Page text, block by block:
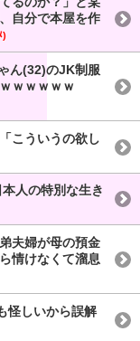
自分で本屋を作
)
ん(32)のJK制服
ｗｗｗｗｗ
こういうの欲し
人の特別な生き
夫婦が母の預金
情けなくて溜息
怪しいから誤解